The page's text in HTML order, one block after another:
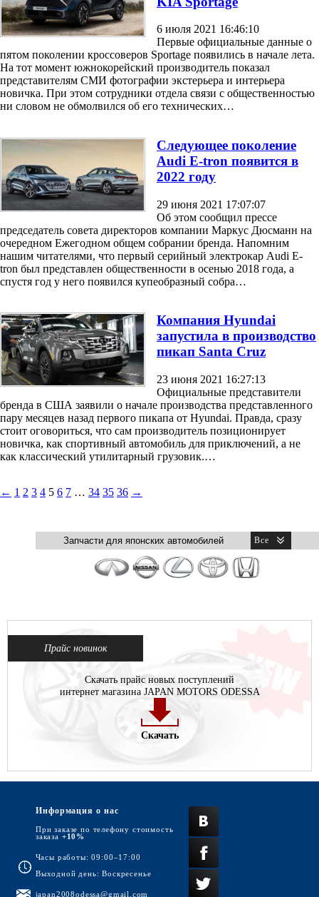
6 июля 2021 16:46:10
Первые официальные данные о
пятом поколении кроссоверов Sportage появились в начале лета.
На тот момент южнокорейский производитель показал
представителям СМИ фотографии экстерьера и интерьера
новичка. При этом сотрудники отдела связи с общественностью
ни словом не обмолвился об его технических…
Следующее поколение
Audi E-tron появится в
2022 году
29 июня 2021 17:07:07
Об этом сообщил прессе
председатель совета директоров компании Маркус Дюсманн на
очередном Ежегодном общем собрании бренда. Напомним
нашим читателями, что первый серийный электрокар Audi E-
tron был представлен общественности в осенью 2018 года, а
спустя год у него появился купеобразный собра…
Компания Hyundai
запустила в производство
пикап Santa Cruz
23 июня 2021 16:27:13
Официальные представители
бренда в США заявили о начале производства представленного
пару месяцев назад первого пикапа от Hyundai. Правда, сразу
стоит оговориться, что сам производитель позиционирует
новичка, как спортивный автомобиль для приключений, а не
как классический утилитарный грузовик.…
← 1 2 3 4 5 6 7 … 34 35 36 →
Прайс новинок
Скачать прайс новых поступлений
интернет магазина JAPAN MOTORS ODESSA
Скачать
Информация о нас
При заказе по телефону стоимость
заказа +10%
Часы работы: 09:00–17:00
Выходной день: Воскресенье
japan2008odessa@gmail.com